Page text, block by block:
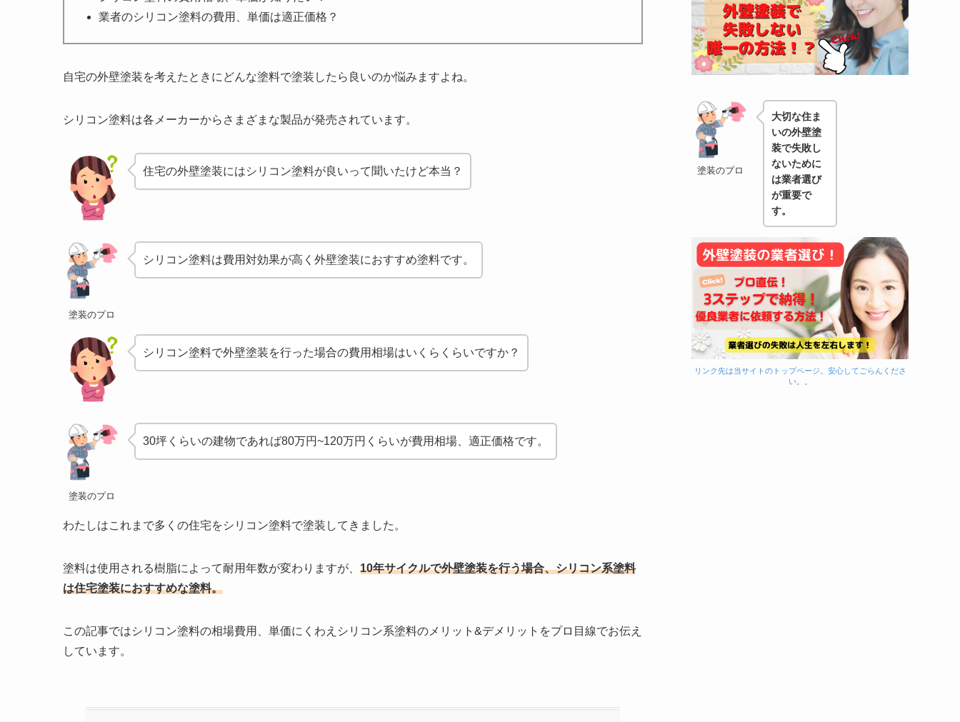
業者のシリコン塗料の費用、単価は適正価格？
自宅の外壁塗装を考えたときにどんな塗料で塗装したら良いのか悩みますよね。
シリコン塗料は各メーカーからさまざまな製品が発売されています。
住宅の外壁塗装にはシリコン塗料が良いって聞いたけど本当？
塗装のプロ
シリコン塗料は費用対効果が高く外壁塗装におすすめ塗料です。
シリコン塗料で外壁塗装を行った場合の費用相場はいくらくらいですか？
塗装のプロ
30坪くらいの建物であれば80万円~120万円くらいが費用相場、適正価格です。
わたしはこれまで多くの住宅をシリコン塗料で塗装してきました。
塗料は使用される樹脂によって耐用年数が変わりますが、 10年サイクルで外壁塗装を行う場合、シリコン系塗料
は住宅塗装におすすめな塗料。
この記事ではシリコン塗料の相場費用、単価にくわえシリコン系塗料のメリット&デメリットをプロ目線でお伝え
しています。
塗装のプロ
大切な住ま
いの外壁塗
装で失敗し
ないために
は業者選び
が重要で
す。
リンク先は当サイトのトップページ。安心してごらんくださ
い。。